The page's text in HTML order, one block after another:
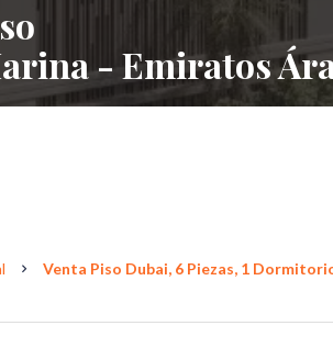
- Emiratos
Venta Piso Dubai, 6 Piezas, 1